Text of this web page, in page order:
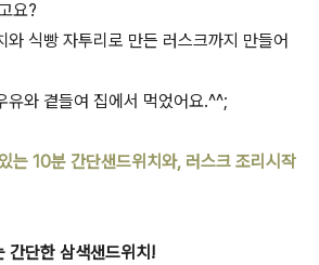
요?
와 식빵 자투리로 만든 러스크까지 만들어
유와 곁들여 집에서 먹었어요.^^;
는 10분 간단샌드위치와, 러스크 조리시작
단한 삼색샌드위치!